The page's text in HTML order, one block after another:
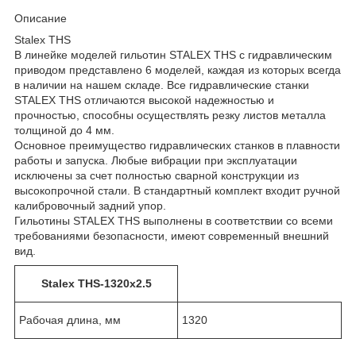
Описание
Stalex THS
В линейке моделей гильотин STALEX THS с гидравлическим
приводом представлено 6 моделей, каждая из которых всегда
в наличии на нашем складе. Все гидравлические станки
STALEX THS отличаются высокой надежностью и
прочностью, способны осуществлять резку листов металла
толщиной до 4 мм.
Основное преимущество гидравлических станков в плавности
работы и запуска. Любые вибрации при эксплуатации
исключены за счет полностью сварной конструкции из
высокопрочной стали. В стандартный комплект входит ручной
калибровочный задний упор.
Гильотины STALEX THS выполнены в соответствии со всеми
требованиями безопасности, имеют современный внешний
вид.
Stalex THS-1320x2.5
Рабочая длина, мм 1320